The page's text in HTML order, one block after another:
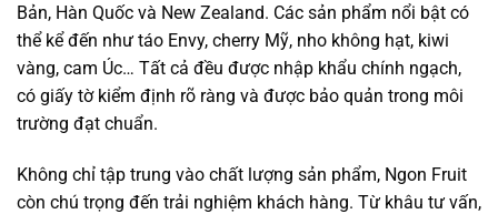
Bản, Hàn Quốc và New Zealand. Các sản phẩm nổi bật có
thể kể đến như táo Envy, cherry Mỹ, nho không hạt, kiwi
vàng, cam Úc… Tất cả đều được nhập khẩu chính ngạch,
có giấy tờ kiểm định rõ ràng và được bảo quản trong môi
trường đạt chuẩn.
Không chỉ tập trung vào chất lượng sản phẩm, Ngon Fruit
còn chú trọng đến trải nghiệm khách hàng. Từ khâu tư vấn,